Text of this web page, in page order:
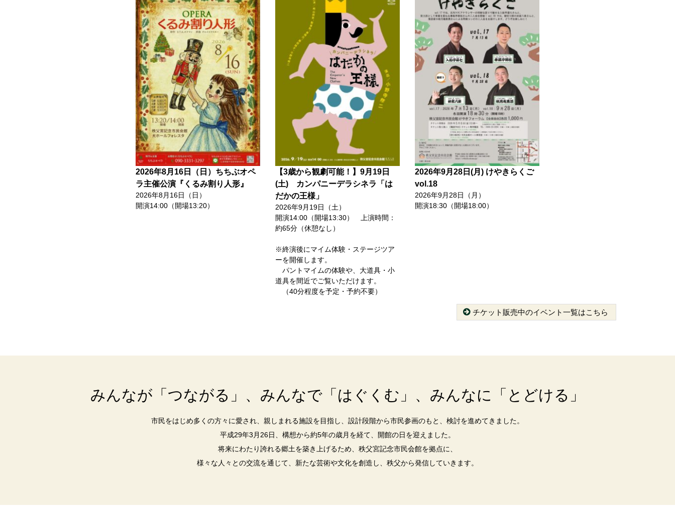
2026年8月16日（日）ちちぶオペ
ラ主催公演『くるみ割り人形』
2026年8月16日（日）
開演14:00（開場13:20）
【3歳から観劇可能！】9月19日
(土) カンパニーデラシネラ「は
だかの王様」
2026年9月19日（土）
開演14:00（開場13:30） 上演時間：
約65分（休憩なし）
※終演後にマイム体験・ステージツア
ーを開催します。
パントマイムの体験や、大道具・小
道具を間近でご覧いただけます。
（40分程度を予定・予約不要）
2026年9月28日(月) けやきらくご
vol.18
2026年9月28日（月）
開演18:30（開場18:00）
チケット販売中のイベント一覧はこちら
みんなが「つながる」、みんなで「はぐくむ」、みんなに「とどける」
市民をはじめ多くの方々に愛され、親しまれる施設を目指し、設計段階から市民参画のもと、検討を進めてきました。
平成29年3月26日、構想から約5年の歳月を経て、開館の日を迎えました。
将来にわたり誇れる郷土を築き上げるため、秩父宮記念市民会館を拠点に、
様々な人々との交流を通じて、新たな芸術や文化を創造し、秩父から発信していきます。